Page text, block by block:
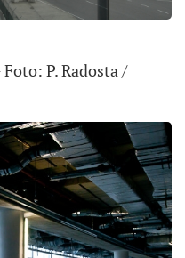
P. Radosta /